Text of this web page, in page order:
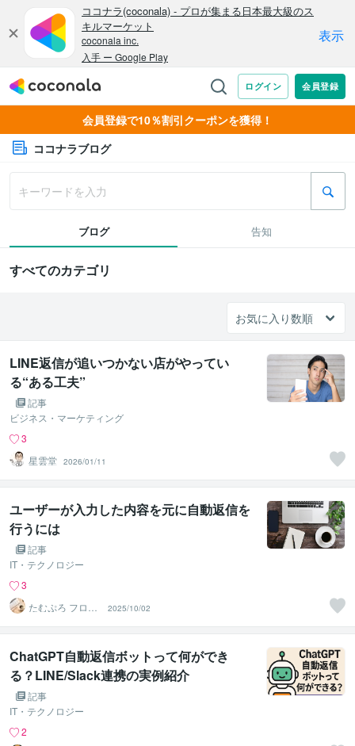
会員登録で10％割引クーポンを獲得！
ココナラブログ
ブログ 告知
すべてのカテゴリ
LINE返信が追いつかない店がやってい
る“ある工夫”
記事
ビジネス・マーケティング
3
星雲堂 2026/01/11
ユーザーが入力した内容を元に自動返信を
行うには
記事
IT・テクノロジー
3
たむぷろ フロン
トエンジニア
2025/10/02
ChatGPT自動返信ボットって何ができ
る？LINE/Slack連携の実例紹介
記事
IT・テクノロジー
2